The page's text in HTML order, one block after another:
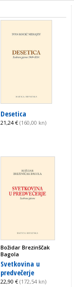
Desetica
21,24 € (160,00 kn)
Božidar Brezinščak
Bagola
Svetkovina u
predvečerje
22,90 € (172,54 kn)